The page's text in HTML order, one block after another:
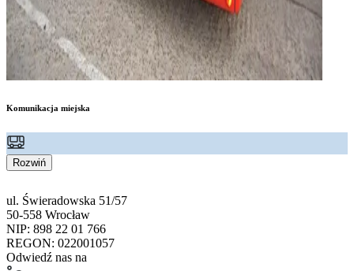
Komunikacja miejska
Rozwiń
ul. Świeradowska 51/57
50-558 Wrocław
NIP: 898 22 01 766
REGON: 022001057
Odwiedź nas na